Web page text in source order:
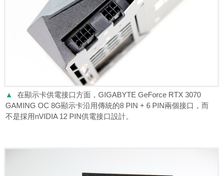
▲
在顯示卡供電接口方面，GIGABYTE GeForce RTX 3070
GAMING OC 8G顯示卡沿用傳統的8 PIN + 6 PIN兩個接口，而
不是採用nVIDIA 12 PIN供電接口設計。